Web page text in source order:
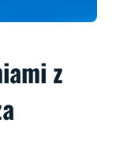
z